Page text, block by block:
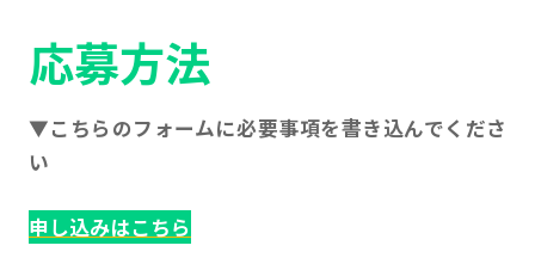
応募方法
▼こちらのフォームに必要事項を書き込んでくださ
い
申し込みはこちら